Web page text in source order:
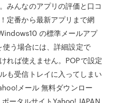
みんなのアプリの評価と口コ
定番から最新アプリまで網
の標準メールアプ
使う場合には、詳細設定で
れば使えません。POPで設定
も受信トレイに入ってしまい
メール 無料ダウンロー
ータルサイトYahoo! JAPAN